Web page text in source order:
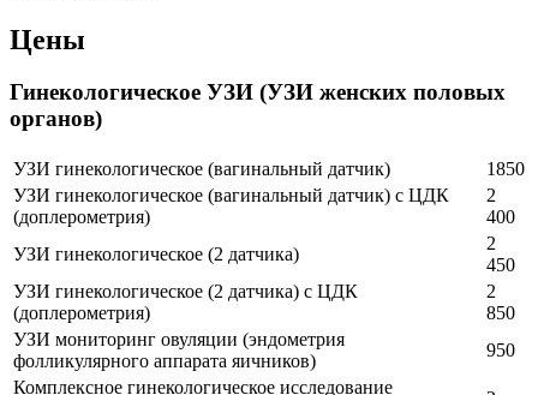
Цены
Гинекологическое УЗИ (УЗИ женских половых
органов)
УЗИ гинекологическое (вагинальный датчик)
1850
УЗИ гинекологическое (вагинальный датчик) с ЦДК
(доплерометрия)
2
400
УЗИ гинекологическое (2 датчика)
2
450
УЗИ гинекологическое (2 датчика) с ЦДК
(доплерометрия)
2
850
УЗИ мониторинг овуляции (эндометрия
фолликулярного аппарата яичников)
950
Комплексное гинекологическое исследование